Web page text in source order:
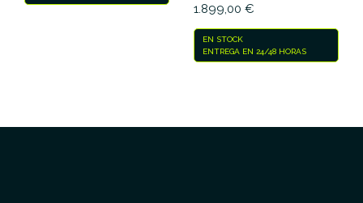
1.899,00 €
EN STOCK
ENTREGA EN 24/48 HORAS